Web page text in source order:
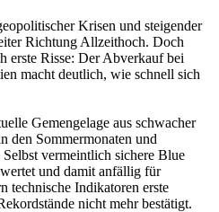
Krisen und steigender
Richtung Allzeithoch. Doch
erste Risse: Der Abverkauf bei
macht deutlich, wie schnell sich
Gemengelage aus schwacher
den Sommermonaten und
vermeintlich sichere Blue
und damit anfällig für
technische Indikatoren erste
nicht mehr bestätigt.